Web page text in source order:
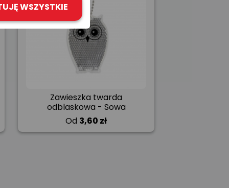
Zawieszka twarda
odblaskowa - Sowa
Od 3,60 zł
WSZYSTKIE